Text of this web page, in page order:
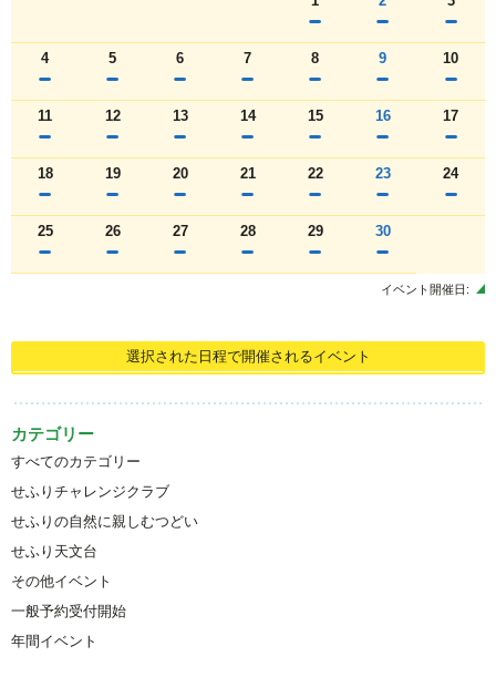
4 5 6 7 8 9 10
11 12 13 14 15 16 17
18 19 20 21 22 23 24
25 26 27 28 29 30
イベント開催日:
選択された日程で開催されるイベント
カテゴリー
すべてのカテゴリー
せふりチャレンジクラブ
せふりの自然に親しむつどい
せふり天文台
その他イベント
一般予約受付開始
年間イベント